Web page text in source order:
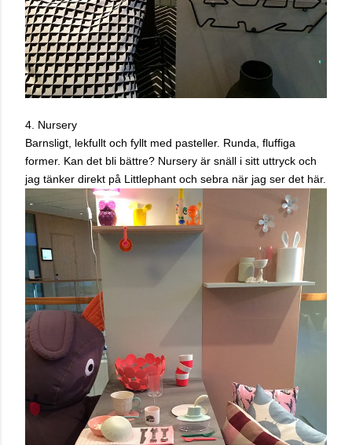
4. Nursery
Barnsligt, lekfullt och fyllt med pasteller. Runda, fluffiga
former. Kan det bli bättre? Nursery är snäll i sitt uttryck och
jag tänker direkt på Littlephant och sebra när jag ser det här.